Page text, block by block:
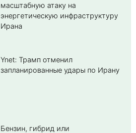
масштабную атаку на
энергетическую инфраструктуру
Ирана
Ynet: Трамп отменил
запланированные удары по Ирану
Бензин, гибрид или